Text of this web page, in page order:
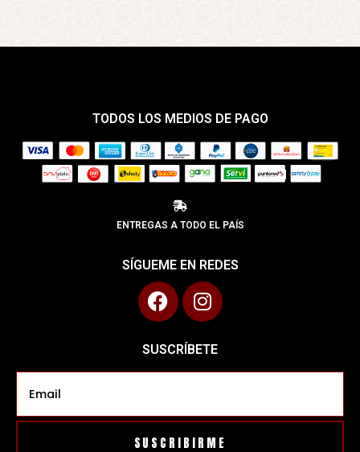
TODOS LOS MEDIOS DE PAGO
ENTREGAS A TODO EL PAÍS
SÍGUEME EN REDES
SUSCRÍBETE
SUSCRIBIRME